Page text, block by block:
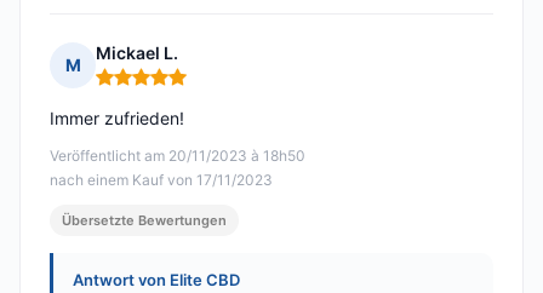
M
Mickael L.
Hinweis: 5 von 5
Veröffentlicht am 20/11/2023 à 18h50
nach einem Kauf von 17/11/2023
Immer zufrieden!
Übersetzte Bewertungen
Antwort von Elite CBD